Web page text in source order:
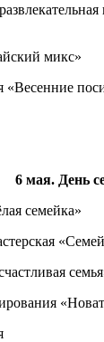
микс»
6 мая. День
семейка»